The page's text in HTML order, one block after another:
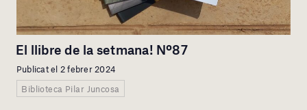
El llibre de la setmana! Nº87
Publicat el 2 febrer 2024
Biblioteca Pilar Juncosa